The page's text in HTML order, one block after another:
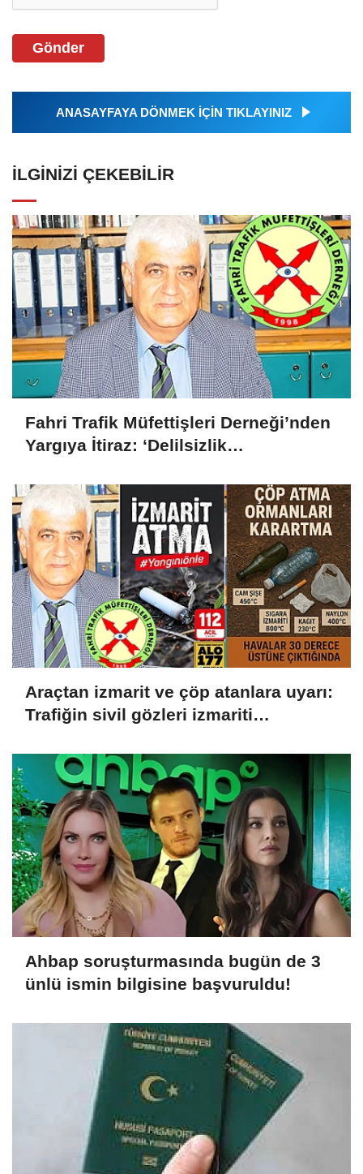
Gönder
ANASAYFAYA DÖNMEK İÇİN TIKLAYINIZ
İLGINIZI ÇEKEBILIR
Fahri Trafik Müfettişleri Derneği’nden
Yargıya İtiraz: ‘Delilsizlik
Hukuksuzdur’
Araçtan izmarit ve çöp atanlara uyarı:
Trafiğin sivil gözleri izmariti
Ahbap soruşturmasında bugün de 3
ünlü ismin bilgisine başvuruldu!